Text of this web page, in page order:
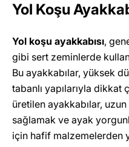
Yol Koşu
Yol koşu ayakkabısı,
gibi sert zeminlerde
Bu ayakkabılar, yüksek
tabanlı yapılarıyla dikkat
üretilen ayakkabılar,
sağlamak ve ayak
için hafif malzemelerden